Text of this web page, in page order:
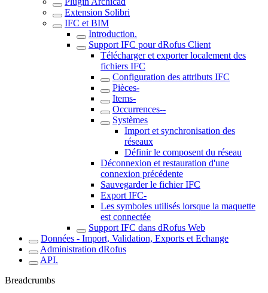
Extension Solibri
IFC et BIM
Introduction.
Support IFC pour dRofus Client
Télécharger et exporter localement des
fichiers IFC
Configuration des attributs IFC
Pièces-
Items-
Occurrences--
Systèmes
Import et synchronisation des
réseaux
Définir le composent du réseau
Déconnexion et restauration d'une
connexion précédente
Sauvegarder le fichier IFC
Export IFC-
Les symboles utilisés lorsque la maquette
est connectée
Support IFC dans dRofus Web
Données - Import, Validation, Exports et Echange
Administration dRofus
API.
Breadcrumbs